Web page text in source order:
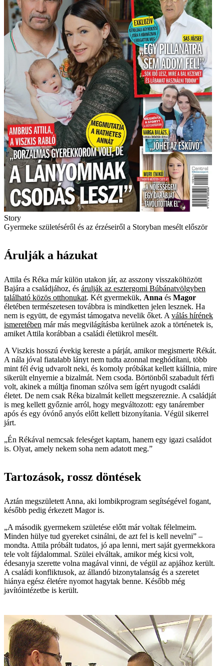
Story
Gyermeke születéséről és az érzéseiről a Storyban mesélt először
Árulják a házukat
Attila és Réka már külön utakon jár, az asszony visszaköltözött
Bajára a családjához, és árulják az esztergomi Búbánatvölgyben
található közös otthonukat. Két gyermekük, Anna és Magor
életében természetesen továbbra is mindketten jelen lesznek. Ha
nem is együtt, de egymást támogatva nevelik őket. A válás hírének
ismeretében már más megvilágításba kerülnek azok a történetek is,
amiket Attila korábban a családi életükrol mesélt.
A Viszkis hosszú évekig kereste a párját, amikor megismerte Rékát.
A nála jóval fiatalabb lányt nem tudta azonnal meghódítani, több
mint fél évig udvarolt neki, és komoly próbákat kellett kiállnia, mire
sikerült elnyernie a bizalmát. Nem csoda. Börtönből szabadult férfi
volt, akinek a múltja finoman szólva sem ígért nyugodt családi
életet. De nem csak Réka bizalmát kellett megszereznie. A családját
is meg kellett győznie arról, hogy megváltozott: egy tanárember
após és egy óvónő anyós előtt kellett bizonyítania. Végül sikerrel
járt.
„Én Rékával nemcsak feleséget kaptam, hanem egy igazi családot
is. Olyat, amely nekem soha nem adatott meg.”
Tartozások, rossz döntések
Aztán megszületett Anna, aki lombikprogram segítségével fogant,
később pedig érkezett Magor is.
„A második gyermekem születése előtt már voltak félelmeim.
Minden hülye tud gyereket csinálni, de azt fel is kell nevelni” –
mondta. Attila próbált tudatos, jó apa lenni, mert saját gyermekkora
tele volt fájdalommal. Szülei elváltak, amikor még kicsi volt,
édesanyja szerette volna magával vinni, de végül az apjához került.
A családi konfliktusok, az állandó bizonytalanság és a szeretet
hiánya egész életére nyomot hagytak benne. Később még
javítóintézetbe is került.